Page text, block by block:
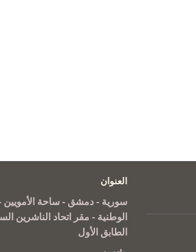
العنوان
سورية - دمشق - ساحة الأمويين -
الوطنية - مقر اتحاد الناشرين
الطابق الأول